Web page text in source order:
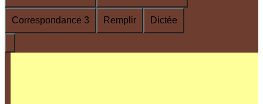
Correspondance 3 Remplir Dictée